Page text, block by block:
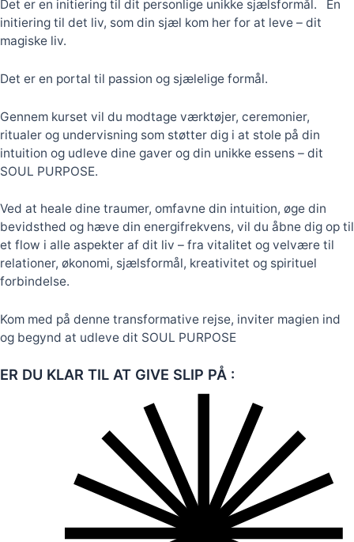
Det er en initiering til dit personlige unikke sjælsformål. En
initiering til det liv, som din sjæl kom her for at leve – dit
magiske liv.
Det er en portal til passion og sjælelige formål.
Gennem kurset vil du modtage værktøjer, ceremonier,
ritualer og undervisning som støtter dig i at stole på din
intuition og udleve dine gaver og din unikke essens – dit
SOUL PURPOSE.
Ved at heale dine traumer, omfavne din intuition, øge din
bevidsthed og hæve din energifrekvens, vil du åbne dig op til
et flow i alle aspekter af dit liv – fra vitalitet og velvære til
relationer, økonomi, sjælsformål, kreativitet og spirituel
forbindelse.
Kom med på denne transformative rejse, inviter magien ind
og begynd at udleve dit SOUL PURPOSE
ER DU KLAR TIL AT GIVE SLIP PÅ :